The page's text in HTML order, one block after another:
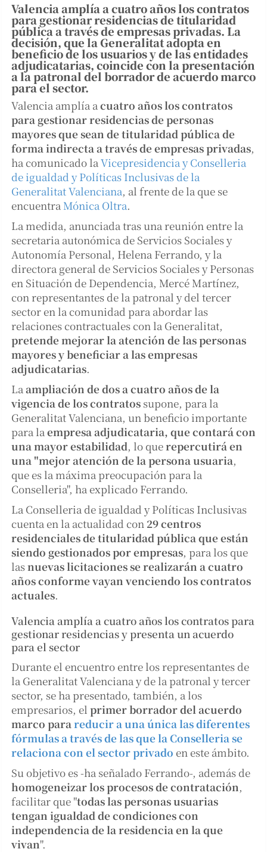
Valencia amplía a cuatro años los contratos
para gestionar residencias de titularidad
pública a través de empresas privadas. La
decisión, que la Generalitat adopta en
beneficio de los usuarios y de las entidades
adjudicatarias, coincide con la presentación
a la patronal del borrador de acuerdo marco
para el sector.
Valencia amplía acuatro años los contratos
para gestionar residencias de personas
mayores que sean de titularidad pública de
forma indirecta a través de empresas privadas,
ha comunicado laVicepresidencia y Conselleria
de igualdad y Políticas Inclusivas de la
Generalitat Valenciana, al frente de la que se
encuentraMónica Oltra.
La medida, anunciada tras una reunión entre la
secretaria autonómica de Servicios Sociales y
Autonomía Personal, Helena Ferrando, y la
directora general de Servicios Sociales y Personas
en Situación de Dependencia, Mercé Martínez,
con representantes de la patronal y del tercer
sector en la comunidad para abordar las
relaciones contractuales con la Generalitat,
pretende mejorar la atención de las personas
mayores y beneficiar a las empresas
adjudicatarias.
Laampliación de dos a cuatro años de la
vigencia de los contratos supone, para la
Generalitat Valenciana, un beneficio importante
para laempresa adjudicataria, que contará con
una mayor estabilidad, lo querepercutirá en
una "mejor atención de la persona usuaria,
que es la máxima preocupación para la
Conselleria", ha explicado Ferrando.
La Conselleria de igualdad y Políticas Inclusivas
cuenta en la actualidad con 29 centros
residenciales de titularidad pública que están
siendo gestionados por empresas, para los que
lasnuevas licitaciones se realizarán a cuatro
años conforme vayan venciendo los contratos
actuales.
Valencia amplía a cuatro años los contratos para
gestionar residencias y presenta un acuerdo
para el sector
Durante el encuentro entre los representantes de
la Generalitat Valenciana y de la patronal y tercer
sector, se ha presentado, también, a los
empresarios, el primer borrador del acuerdo
marco parareducir a una única las diferentes
fórmulas a través de las que la Conselleria se
relaciona con el sector privado en este ámbito.
Su objetivo es -ha señalado Ferrando-, además de
homogeneizar los procesos de contratación,
facilitar que "todas las personas usuarias
tengan igualdad de condiciones con
independencia de la residencia en la que
vivan".